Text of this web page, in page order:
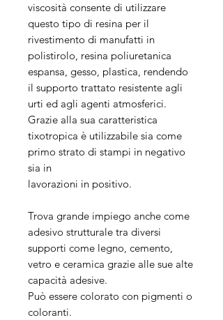
viscosità consente di utilizzare
questo tipo di resina per il
rivestimento di manufatti in
polistirolo, resina poliuretanica
espansa, gesso, plastica, rendendo
il supporto trattato resistente agli
urti ed agli agenti atmosferici.
Grazie alla sua caratteristica
tixotropica è utilizzabile sia come
primo strato di stampi in negativo
sia in
lavorazioni in positivo.
Trova grande impiego anche come
adesivo strutturale tra diversi
supporti come legno, cemento,
vetro e ceramica grazie alle sue alte
capacità adesive.
Può essere colorato con pigmenti o
coloranti.